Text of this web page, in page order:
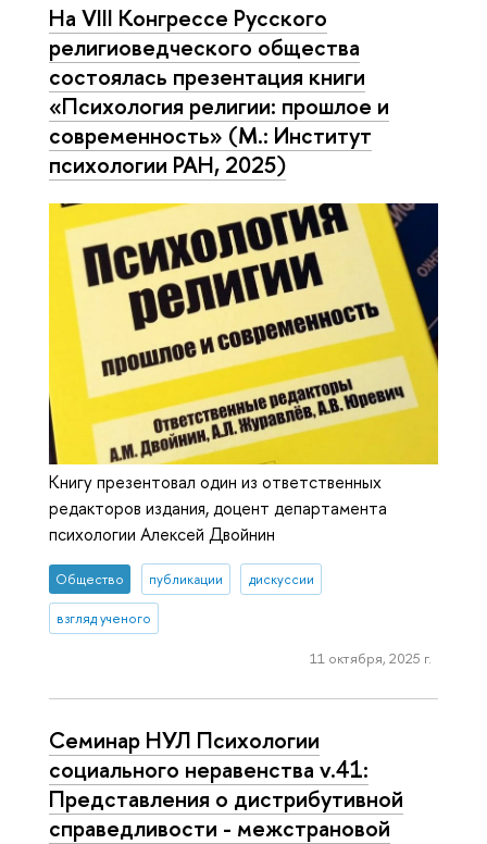
На VIII Конгрессе Русского
религиоведческого общества
состоялась презентация книги
«Психология религии: прошлое и
современность» (М.: Институт
психологии РАН, 2025)
Книгу презентовал один из ответственных
редакторов издания, доцент департамента
психологии Алексей Двойнин
Общество публикации дискуссии
взгляд ученого
11 октября, 2025 г.
Cеминар НУЛ Психологии
социального неравенства v.41:
Представления о дистрибутивной
справедливости - межстрановой